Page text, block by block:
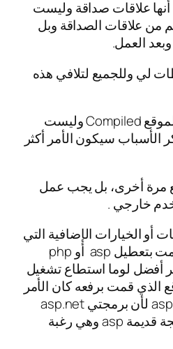
أنها علاقات صداقة وليست
من علاقات الصداقة وبل
وبعد العمل.
لي وللجميع لتلافي هذه
1- ضرورة رفع ملفات الموقع Compiled وليست
سيكون الأمر أكثر
مرة أخرى، بل يجب عمل
خارجي .
أو الخيارات الإضافية التي
أفضل لوما استطاع تشغيل
الذي قمت برفعه كان الأمر
متعذر بخصوص تعطيل asp لأن برمجتي asp.net
كانت كانت متصلة ببرمجة قديمة asp وهي رغبة